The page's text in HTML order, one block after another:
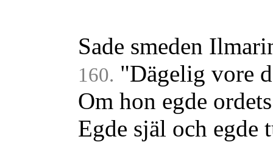
Sade smeden
160. "Dägelig vore
Om hon egde
Egde själ och egde